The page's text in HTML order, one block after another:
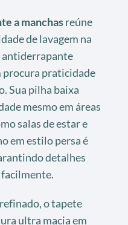
a manchasreúne
de lavagem na
antiderrapante
procura praticidade
Sua pilha baixa
mesmo em áreas
salas de estar e
em estilo persa é
detalhes
facilmente.
o tapete
ultra macia em